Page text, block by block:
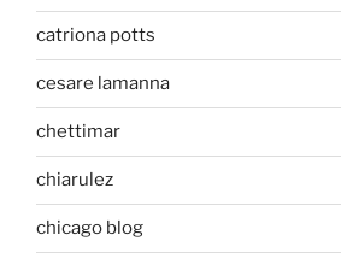
catriona potts
cesare lamanna
chettimar
chiarulez
chicago blog